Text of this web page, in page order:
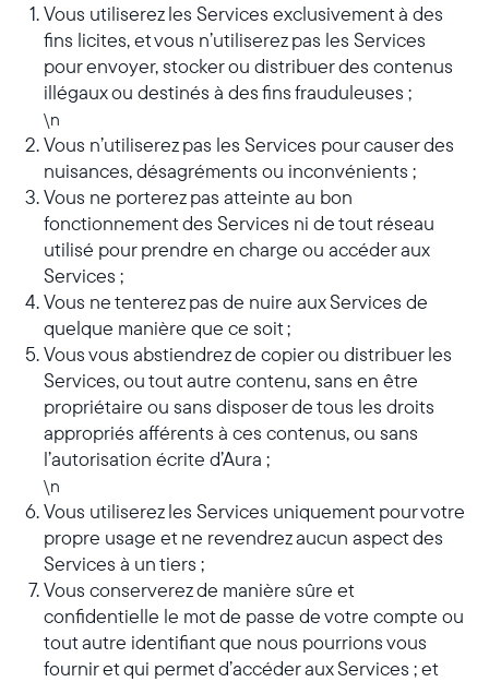
Vous utiliserez les Services exclusivement à des
fins licites, et vous n’utiliserez pas les Services
pour envoyer, stocker ou distribuer des contenus
illégaux ou destinés à des fins frauduleuses ;
\n
Vous n’utiliserez pas les Services pour causer des
nuisances, désagréments ou inconvénients ;
Vous ne porterez pas atteinte au bon
fonctionnement des Services ni de tout réseau
utilisé pour prendre en charge ou accéder aux
Services ;
Vous ne tenterez pas de nuire aux Services de
quelque manière que ce soit ;
Vous vous abstiendrez de copier ou distribuer les
Services, ou tout autre contenu, sans en être
propriétaire ou sans disposer de tous les droits
appropriés afférents à ces contenus, ou sans
l’autorisation écrite d’Aura ;
\n
Vous utiliserez les Services uniquement pour votre
propre usage et ne revendrez aucun aspect des
Services à un tiers ;
Vous conserverez de manière sûre et
confidentielle le mot de passe de votre compte ou
tout autre identifiant que nous pourrions vous
fournir et qui permet d’accéder aux Services ; et